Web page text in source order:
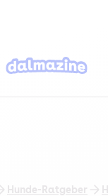
Hunde-Ratgeber